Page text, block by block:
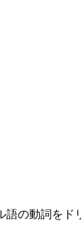
の動詞をド